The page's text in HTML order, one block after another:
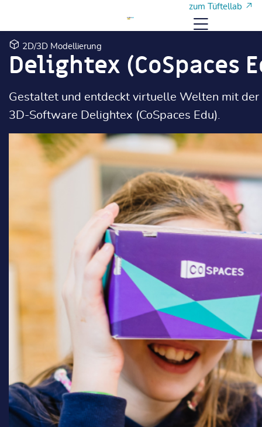
zum Tüftellab
Menü
2D/3D Modellierung
Delightex (CoSpaces
Gestaltet und entdeckt virtuelle Welten mit
3D-Software Delightex (CoSpaces Edu).